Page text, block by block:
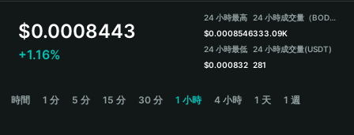
Español
$0.0008443
+1.16%
24 小時最高
$0.0008546
24 小時最低
$0.000832
24 小時成交量（BODEN）
333.09K
24 小時成交量(USDT)
281
時間 1 分 5 分 15 分 30 分 1 小時 4 小時 1 天 1 週